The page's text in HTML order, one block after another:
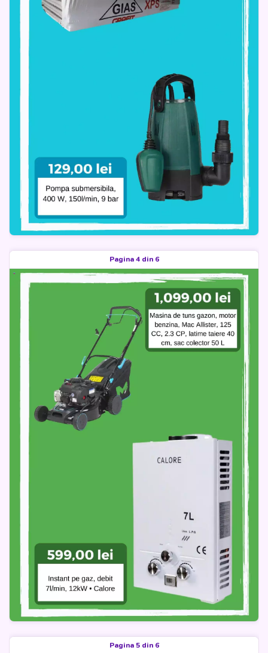
Pagina 4 din 6
Pagina 5 din 6